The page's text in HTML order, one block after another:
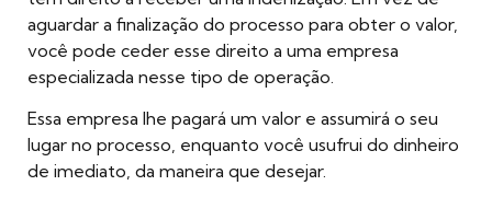
aguardar a finalização do processo para obter o valor,
você pode ceder esse direito a uma empresa
especializada nesse tipo de operação.
Essa empresa lhe pagará um valor e assumirá o seu
lugar no processo, enquanto você usufrui do dinheiro
de imediato, da maneira que desejar.